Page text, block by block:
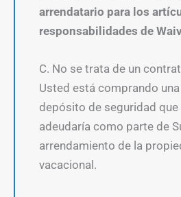
arrendatario para los
responsabilidades de
C. No se trata de un
Usted está comprando una
depósito de seguridad
adeudaría como parte de
arrendamiento de la
vacacional.